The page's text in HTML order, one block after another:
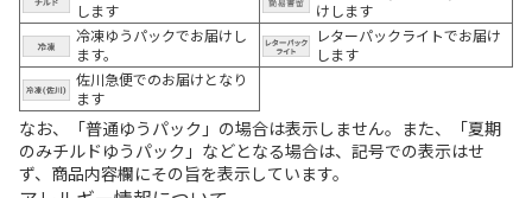
します
けします
冷凍ゆうパックでお届けし
ます。
レターパックライトでお届け
します
佐川急便でのお届けとなり
ます
なお、「普通ゆうパック」の場合は表示しません。また、「夏期
のみチルドゆうパック」などとなる場合は、記号での表示はせ
ず、商品内容欄にその旨を表示しています。